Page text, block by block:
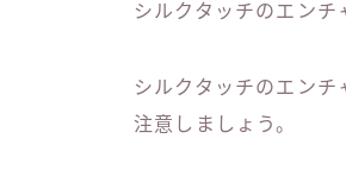
シルクタッチのエンチ
シルクタッチのエンチ
注意しましょう。